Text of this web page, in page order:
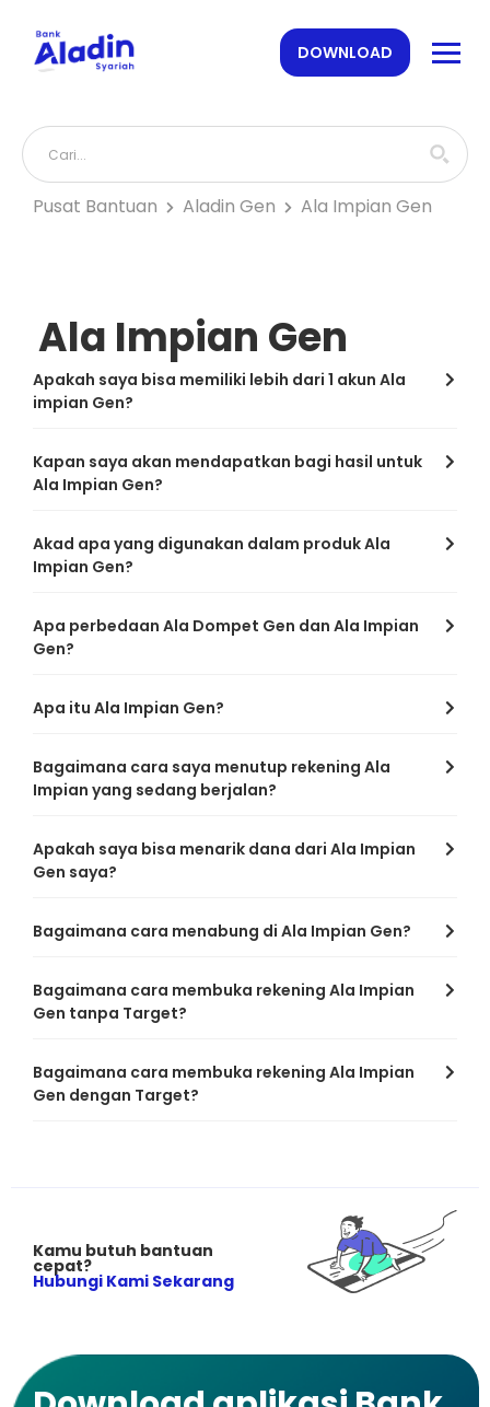
DOWNLOAD
Pusat Bantuan Aladin Gen Ala Impian Gen
Ala Impian Gen
Apakah saya bisa memiliki lebih dari 1 akun Ala
impian Gen?
Kapan saya akan mendapatkan bagi hasil untuk
Ala Impian Gen?
Akad apa yang digunakan dalam produk Ala
Impian Gen?
Apa perbedaan Ala Dompet Gen dan Ala Impian
Gen?
Apa itu Ala Impian Gen?
Bagaimana cara saya menutup rekening Ala
Impian yang sedang berjalan?
Apakah saya bisa menarik dana dari Ala Impian
Gen saya?
Bagaimana cara menabung di Ala Impian Gen?
Bagaimana cara membuka rekening Ala Impian
Gen tanpa Target?
Bagaimana cara membuka rekening Ala Impian
Gen dengan Target?
Kamu butuh bantuan
cepat?
Hubungi Kami Sekarang